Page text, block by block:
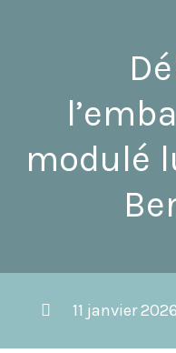
modulé
11 janvier 2026